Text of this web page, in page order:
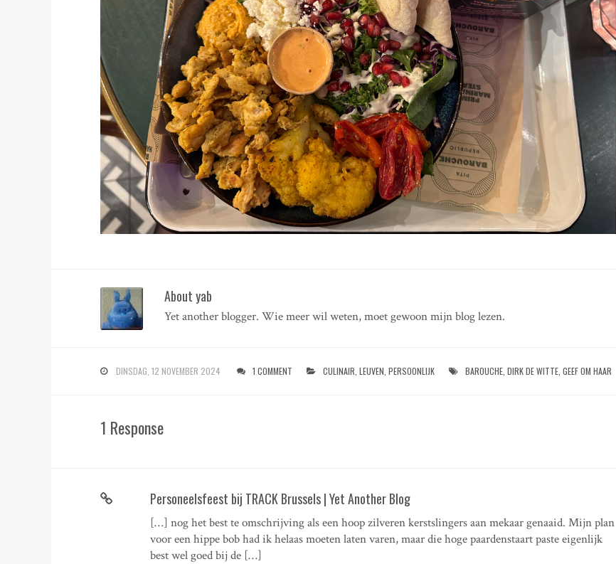
About yab
Yet another blogger. Wie meer wil weten, moet gewoon mijn blog lezen.
DINSDAG, 12 NOVEMBER 2024 1 COMMENT CULINAIR ,LEUVEN ,PERSOONLIJK BAROUCHE ,DIRK DE WITTE ,GEEF OM HAAR
1 Response
Personeelsfeest bij TRACK Brussels | Yet Another Blog
[…] nog het best te omschrijving als een hoop zilveren kerstslingers aan mekaar genaaid. Mijn plan
voor een hippe bob had ik helaas moeten laten varen, maar die hoge paardenstaart paste eigenlijk
best wel goed bij de […]